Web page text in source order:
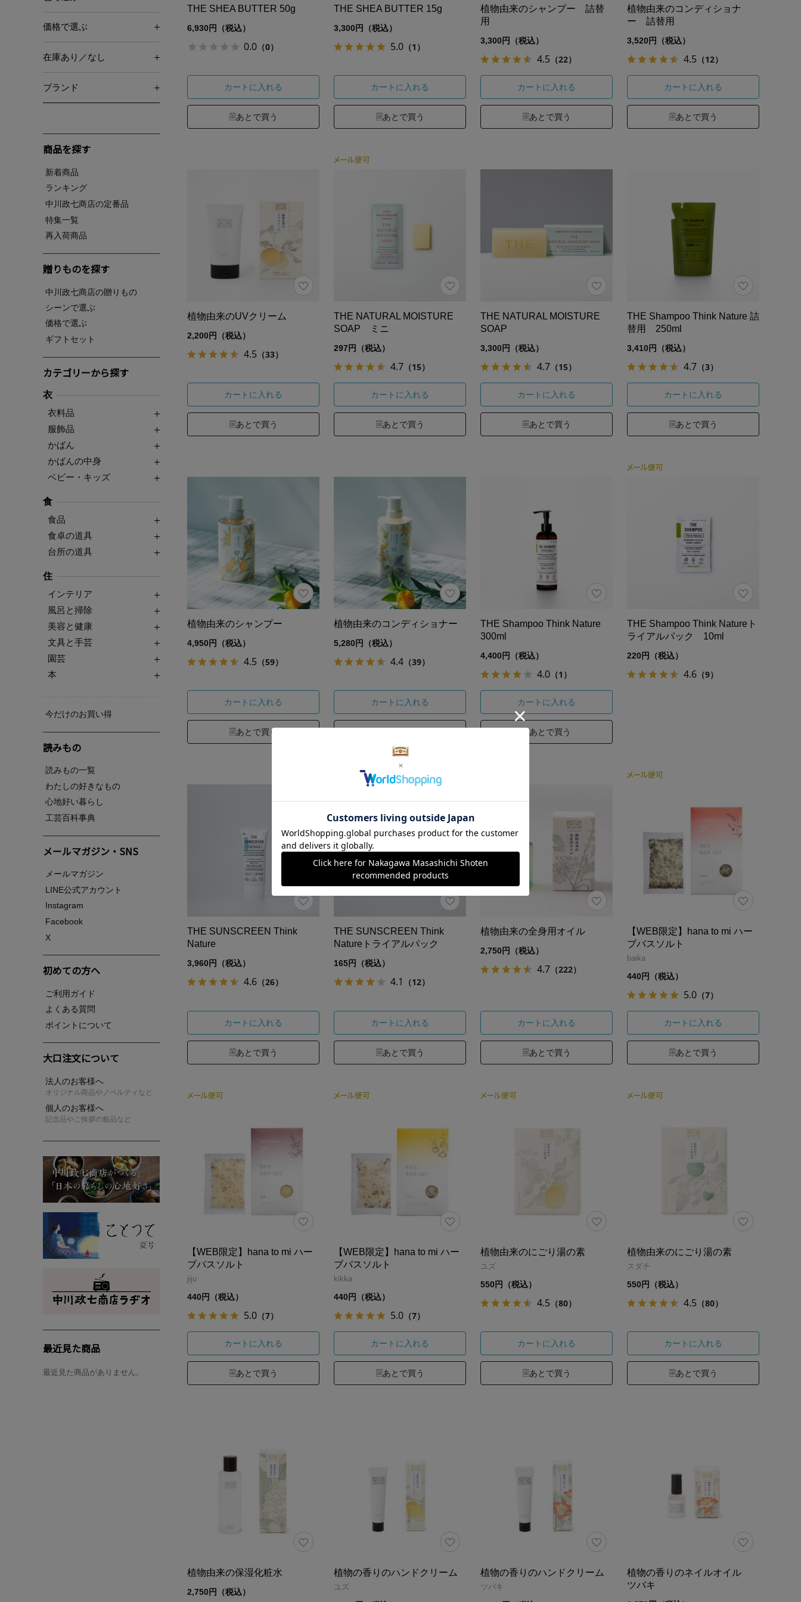
価格で選ぶ
在庫あり／なし
ブランド
商品を探す
新着商品
ランキング
中川政七商店の定番品
特集一覧
再入荷商品
贈りものを探す
中川政七商店の贈りもの
シーンで選ぶ
価格で選ぶ
ギフトセット
カテゴリーから探す
衣
衣料品
服飾品
かばん
かばんの中身
ベビー・キッズ
食
食品
食卓の道具
台所の道具
住
インテリア
風呂と掃除
美容と健康
文具と手芸
園芸
本
今だけのお買い得
読みもの
読みもの一覧
わたしの好きなもの
心地好い暮らし
工芸百科事典
メールマガジン・SNS
メールマガジン
LINE公式アカウント
Instagram
Facebook
X
初めての方へ
ご利用ガイド
よくある質問
ポイントについて
大口注文について
法人のお客様へ
オリジナル商品やノベルティなど
個人のお客様へ
記念品やご挨拶の粗品など
最近見た商品
最近見た商品がありません。
THE SHEA BUTTER 50g
6,930円（税込）
0.0 （0）
カートに入れる
あとで買う
THE SHEA BUTTER 15g
3,300円（税込）
5.0 （1）
カートに入れる
あとで買う
植物由来のシャンプー 詰替
用
3,300円（税込）
4.5 （22）
カートに入れる
あとで買う
植物由来のコンディショナ
ー 詰替用
3,520円（税込）
4.5 （12）
カートに入れる
あとで買う
植物由来のUVクリーム
2,200円（税込）
4.5 （33）
カートに入れる
あとで買う
THE NATURAL MOISTURE
SOAP ミニ
297円（税込）
4.7 （15）
カートに入れる
あとで買う
THE NATURAL MOISTURE
SOAP
3,300円（税込）
4.7 （15）
カートに入れる
あとで買う
THE Shampoo Think Nature 詰
替用 250ml
3,410円（税込）
4.7 （3）
カートに入れる
あとで買う
植物由来のシャンプー
4,950円（税込）
4.5 （59）
カートに入れる
あとで買う
植物由来のコンディショナー
5,280円（税込）
4.4 （39）
カートに入れる
THE Shampoo Think Nature
300ml
4,400円（税込）
4.0 （1）
カートに入れる
あとで買う
THE Shampoo Think Natureト
ライアルパック 10ml
220円（税込）
4.6 （9）
THE SUNSCREEN Think
Nature
3,960円（税込）
4.6 （26）
カートに入れる
あとで買う
THE SUNSCREEN Think
Natureトライアルパック
165円（税込）
4.1 （12）
カートに入れる
あとで買う
植物由来の全身用オイル
2,750円（税込）
4.7 （222）
カートに入れる
あとで買う
【WEB限定】hana to mi ハー
ブバスソルト
baika
440円（税込）
5.0 （7）
カートに入れる
あとで買う
【WEB限定】hana to mi ハー
ブバスソルト
jiju
440円（税込）
5.0 （7）
カートに入れる
あとで買う
【WEB限定】hana to mi ハー
ブバスソルト
kikka
440円（税込）
5.0 （7）
カートに入れる
あとで買う
植物由来のにごり湯の素
ユズ
550円（税込）
4.5 （80）
カートに入れる
あとで買う
植物由来のにごり湯の素
スダチ
550円（税込）
4.5 （80）
カートに入れる
あとで買う
植物由来の保湿化粧水
2,750円（税込）
植物の香りのハンドクリーム
ユズ
植物の香りのハンドクリーム
ツバキ
植物の香りのネイルオイル
ツバキ